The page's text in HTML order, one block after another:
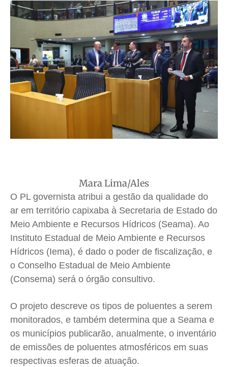
Termos de Uso
Termos de Uso
Termos de Uso
Termos de Uso
Mara Lima/Ales
O PL governista atribui a gestão da qualidade do
ar em território capixaba à Secretaria de Estado do
Meio Ambiente e Recursos Hídricos (Seama). Ao
Instituto Estadual de Meio Ambiente e Recursos
Hídricos (Iema), é dado o poder de fiscalização, e
o Conselho Estadual de Meio Ambiente
(Consema) será o órgão consultivo.
O projeto descreve os tipos de poluentes a serem
monitorados, e também determina que a Seama e
os municípios publicarão, anualmente, o inventário
de emissões de poluentes atmosféricos em suas
respectivas esferas de atuação.